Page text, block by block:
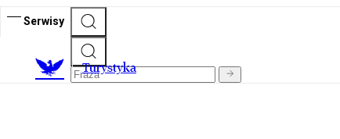
Serwisy
Turystyka